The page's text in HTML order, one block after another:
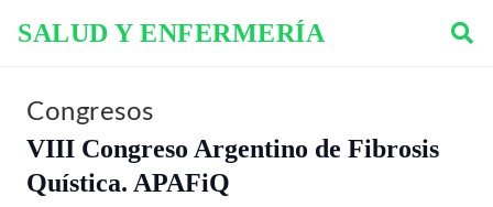
SALUD Y ENFERMERÍA
Congresos
VIII Congreso Argentino de Fibrosis
Quística. APAFiQ